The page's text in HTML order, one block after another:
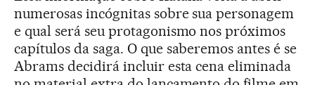
numerosas incógnitas sobre sua personagem
e qual será seu protagonismo nos próximos
capítulos da saga. O que saberemos antes é se
Abrams decidirá incluir esta cena eliminada